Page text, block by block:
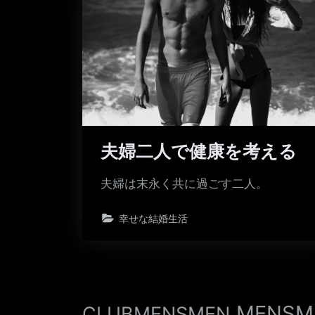
夫婦二人で健康を考える
夫婦は末永く共に過ごす二人。
幸せな結婚生活